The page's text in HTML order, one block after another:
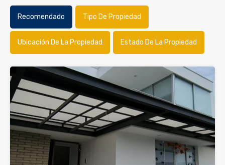
Recomendado Tipo De Propiedad
Ubicación De La Propiedad Estado De La Propiedad